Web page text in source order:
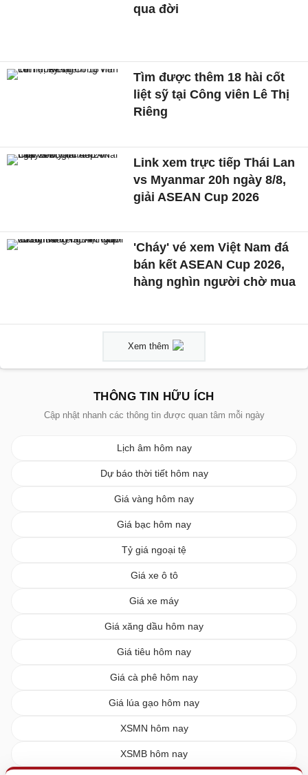
qua đời
Tìm được thêm 18 hài cốt
liệt sỹ tại Công viên Lê Thị
Riêng
Link xem trực tiếp Thái Lan
vs Myanmar 20h ngày 8/8,
giải ASEAN Cup 2026
'Cháy' vé xem Việt Nam đá
bán kết ASEAN Cup 2026,
hàng nghìn người chờ mua
Xem thêm
THÔNG TIN HỮU ÍCH
Cập nhật nhanh các thông tin được quan tâm mỗi ngày
Lịch âm hôm nay
Dự báo thời tiết hôm nay
Giá vàng hôm nay
Giá bạc hôm nay
Tỷ giá ngoại tệ
Giá xe ô tô
Giá xe máy
Giá xăng dầu hôm nay
Giá tiêu hôm nay
Giá cà phê hôm nay
Giá lúa gạo hôm nay
XSMN hôm nay
XSMB hôm nay